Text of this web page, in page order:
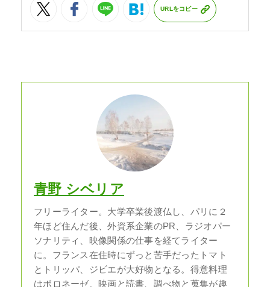
URLをコピー
青野 シベリア
フリーライター。大学卒業後渡仏し、パリに２
年ほど住んだ後、外資系企業のPR、ラジオパー
ソナリティ、映像関係の仕事を経てライター
に。フランス在住時にずっと苦手だったトマト
とトリッパ、ジビエが大好物となる。得意料理
はボロネーゼ。映画と読書、調べ物と蒐集が趣